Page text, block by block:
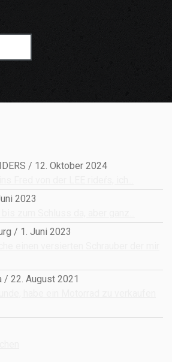
/ 12. Oktober 2024
2023
/ 1. Juni 2023
/ 22. August 2021